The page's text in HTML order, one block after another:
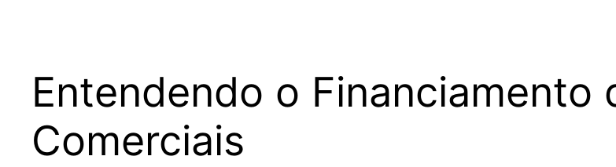
Entendendo o Financiamento
Comerciais